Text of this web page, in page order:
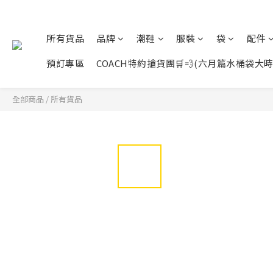
所有貨品 品牌 潮鞋 服裝 袋
配件
預訂專區
COACH特約搶貨團🛒💨(六月篇水桶袋大時
全部商品 / 所有貨品